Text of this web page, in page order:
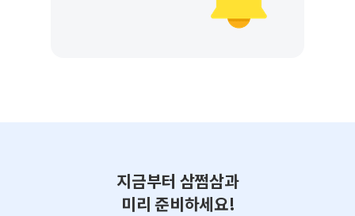
지금부터 삼쩜삼과
미리 준비하세요!